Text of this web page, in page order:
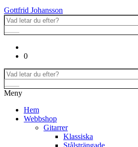
Gottfrid Johansson
0
Meny
Hem
Webbshop
Gitarrer
Klassiska
Stålsträngade